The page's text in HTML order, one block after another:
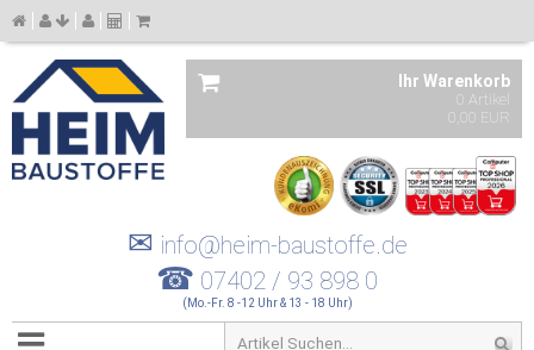
Ihr Warenkorb
0 Artikel
0,00 EUR
✉ info@heim-baustoffe.de
☎ 07402 / 93 898 0
(Mo.-Fr. 8 -12 Uhr & 13 - 18 Uhr)